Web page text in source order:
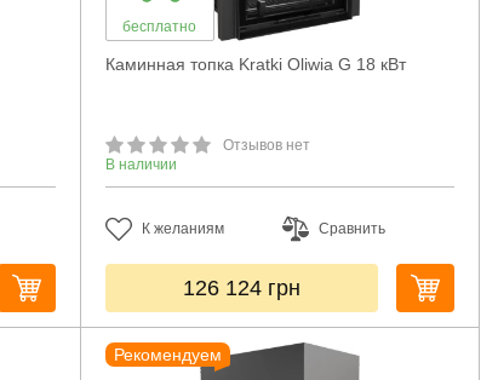
бесплатно
Каминная топка Kratki Oliwia G 18 кВт
Отзывов нет
В наличии
К желаниям Сравнить
126 124 грн
Рекомендуем